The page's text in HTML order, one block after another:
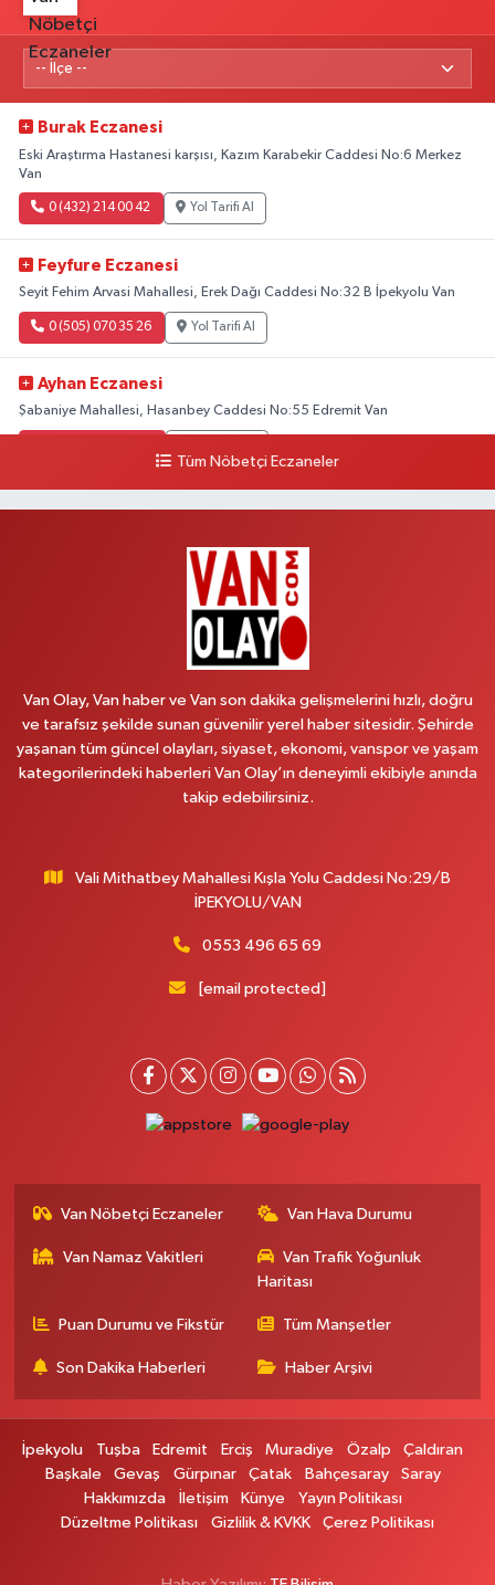
Burak Eczanesi
Eski Araştırma Hastanesi karşısı, Kazım Karabekir Caddesi No:6 Merkez
Van
0 (432) 214 00 42 Yol Tarifi Al
Feyfure Eczanesi
Seyit Fehim Arvasi Mahallesi, Erek Dağı Caddesi No:32 B İpekyolu Van
0 (505) 070 35 26 Yol Tarifi Al
Ayhan Eczanesi
Şabaniye Mahallesi, Hasanbey Caddesi No:55 Edremit Van
Yol Tarifi Al
Vanyolu Mahallesi, Kara Yusuf Bey Caddesi No:99 B Erciş Van
0 (432) 351 02 96 Yol Tarifi Al
Koç Eczanesi
Cumhuriyet Mahallesi, Konak Sokak No:6 Gürpınar Van
Engin Eczanesi
Beyazıt Mahallesi, Zeylan Caddesi No:46 A Erciş Van
Yol Tarifi Al
Muhammed Eczanesi
0 (432) 712 22 87 Yol Tarifi Al
Otogar Eczanesi
Cevdetpaşa Mahallesi, İki Nisan Caddesi No:29 A İpekyolu Van
Hafiziye Mahallesi, Mahmut Ertuş Cadç No:44 A Başkale Van
Selçuk Eczanesi
Cumhuriyet Mahallesi, Atatürk Caddesi No:9 1A Çatak Van
Tüm Nöbetçi Eczaneler
Van Olay, Van haber ve Van son dakika gelişmelerini hızlı, doğru
ve tarafsız şekilde sunan güvenilir yerel haber sitesidir. Şehirde
yaşanan tüm güncel olayları, siyaset, ekonomi, vanspor ve yaşam
kategorilerindeki haberleri Van Olay’ın deneyimli ekibiyle anında
takip edebilirsiniz.
Vali Mithatbey Mahallesi Kışla Yolu Caddesi No:29/B
İPEKYOLU/VAN
0553 496 65 69
[email protected]
Van Nöbetçi Eczaneler Van Hava Durumu
Van Namaz Vakitleri
Van Trafik Yoğunluk
Haritası
Puan Durumu ve Fikstür Tüm Manşetler
Son Dakika Haberleri Haber Arşivi
İpekyolu Tuşba Edremit Erciş Muradiye Özalp
Çaldıran
Başkale
Gevaş Gürpınar Çatak Bahçesaray
Saray
Hakkımızda
İletişim Künye
Yayın Politikası
Düzeltme Politikası
Gizlilik & KVKK Çerez Politikası